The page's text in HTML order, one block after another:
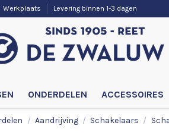
Werkplaats Levering binnen 1-3 dagen
ONDERDELEN ACCESSOIRES
Aandrijving Schakelaars